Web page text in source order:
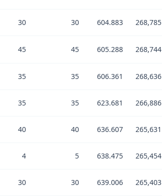
30 30 604.883 268,785
45 45 605.288 268,744
35 35 606.361 268,636
35 35 623.681 266,886
40 40 636.607 265,631
4 5 638.475 265,454
30 30 639.006 265,403